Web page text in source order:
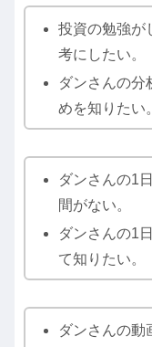
投資の勉強が
考にしたい。
ダンさんの分
めを知りたい。
ダンさんの1
間がない。
ダンさんの1
て知りたい。
ダンさんの動